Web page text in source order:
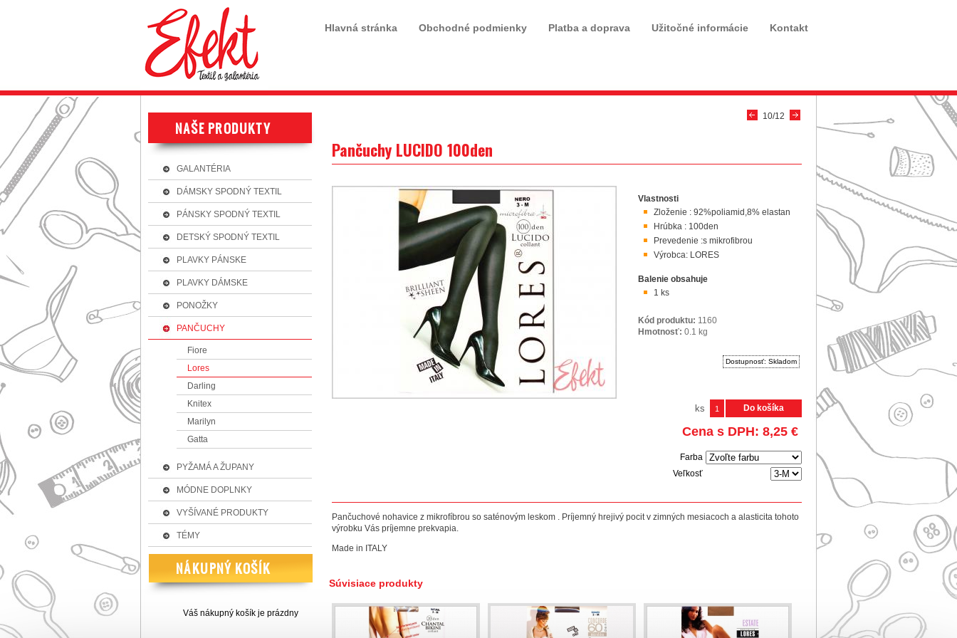
Hlavná stránka Obchodné podmienky Platba a doprava Užitočné informácie Kontakt
GALANTÉRIA
DÁMSKY SPODNÝ TEXTIL
PÁNSKY SPODNÝ TEXTIL
DETSKÝ SPODNÝ TEXTIL
PLAVKY PÁNSKE
PLAVKY DÁMSKE
PONOŽKY
PANČUCHY
Fiore
Lores
Darling
Knitex
Marilyn
Gatta
PYŽAMÁ A ŽUPANY
MÓDNE DOPLNKY
VYŠÍVANÉ PRODUKTY
TÉMY
Váš nákupný košík je prázdny
10/12
Pančuchy LUCIDO 100den
Vlastnosti
Zloženie : 92%poliamid,8% elastan
Hrúbka : 100den
Prevedenie :s mikrofibrou
Výrobca: LORES
Balenie obsahuje
1 ks
Kód produktu: 1160
Hmotnosť: 0.1 kg
Dostupnosť: Skladom
Farba
Veľkosť
ks Do košíka
Cena s DPH: 8,25 €
Pančuchové nohavice z mikrofíbrou so saténovým leskom . Príjemný hrejivý pocit v zimných mesiacoch a alasticita tohoto
výrobku Vás príjemne prekvapia.
Made in ITALY
Súvisiace produkty